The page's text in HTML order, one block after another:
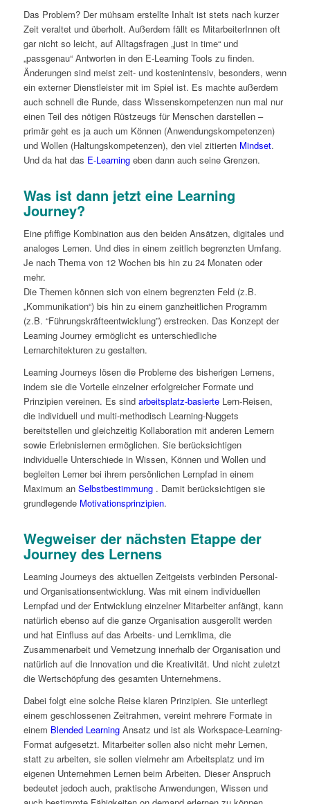
Das Problem? Der mühsam erstellte Inhalt ist stets nach kurzer
Zeit veraltet und überholt. Außerdem fällt es MitarbeiterInnen oft
gar nicht so leicht, auf Alltagsfragen „just in time“ und
„passgenau“ Antworten in den E-Learning Tools zu finden.
Änderungen sind meist zeit- und kostenintensiv, besonders, wenn
ein externer Dienstleister mit im Spiel ist. Es machte außerdem
auch schnell die Runde, dass Wissenskompetenzen nun mal nur
einen Teil des nötigen Rüstzeugs für Menschen darstellen –
primär geht es ja auch um Können (Anwendungskompetenzen)
und Wollen (Haltungskompetenzen), den viel zitierten Mindset.
Und da hat das E-Learningeben dann auch seine Grenzen.
Was ist dann jetzt eine Learning
Journey?
Eine pfiffige Kombination aus den beiden Ansätzen, digitales und
analoges Lernen. Und dies in einem zeitlich begrenzten Umfang.
Je nach Thema von 12 Wochen bis hin zu 24 Monaten oder
mehr.
Die Themen können sich von einem begrenzten Feld (z.B.
„Kommunikation“) bis hin zu einem ganzheitlichen Programm
(z.B. “Führungskräfteentwicklung”) erstrecken. Das Konzept der
Learning Journey ermöglicht es unterschiedliche
Lernarchitekturen zu gestalten.
Learning Journeys lösen die Probleme des bisherigen Lernens,
indem sie die Vorteile einzelner erfolgreicher Formate und
Prinzipien vereinen. Es sind arbeitsplatz-basierteLern-Reisen,
die individuell und multi-methodisch Learning-Nuggets
bereitstellen und gleichzeitig Kollaboration mit anderen Lernern
sowie Erlebnislernen ermöglichen. Sie berücksichtigen
individuelle Unterschiede in Wissen, Können und Wollen und
begleiten Lerner bei ihrem persönlichen Lernpfad in einem
Maximum an Selbstbestimmung. Damit berücksichtigen sie
grundlegende Motivationsprinzipien.
Wegweiser der nächsten Etappe der
Journey des Lernens
Learning Journeys des aktuellen Zeitgeists verbinden Personal-
und Organisationsentwicklung. Was mit einem individuellen
Lernpfad und der Entwicklung einzelner Mitarbeiter anfängt, kann
natürlich ebenso auf die ganze Organisation ausgerollt werden
und hat Einfluss auf das Arbeits- und Lernklima, die
Zusammenarbeit und Vernetzung innerhalb der Organisation und
natürlich auf die Innovation und die Kreativität. Und nicht zuletzt
die Wertschöpfung des gesamten Unternehmens.
Dabei folgt eine solche Reise klaren Prinzipien. Sie unterliegt
einem geschlossenen Zeitrahmen, vereint mehrere Formate in
einem Blended LearningAnsatz und ist als Workspace-Learning-
Format aufgesetzt. Mitarbeiter sollen also nicht mehr Lernen,
statt zu arbeiten, sie sollen vielmehr am Arbeitsplatz und im
eigenen Unternehmen Lernen beim Arbeiten. Dieser Anspruch
bedeutet jedoch auch, praktische Anwendungen, Wissen und